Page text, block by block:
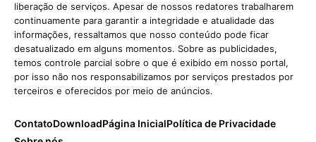
liberação de serviços. Apesar de nossos redatores trabalharem
continuamente para garantir a integridade e atualidade das
informações, ressaltamos que nosso conteúdo pode ficar
desatualizado em alguns momentos. Sobre as publicidades,
temos controle parcial sobre o que é exibido em nosso portal,
por isso não nos responsabilizamos por serviços prestados por
terceiros e oferecidos por meio de anúncios.
ContatoDownloadPágina InicialPolítica de Privacidade